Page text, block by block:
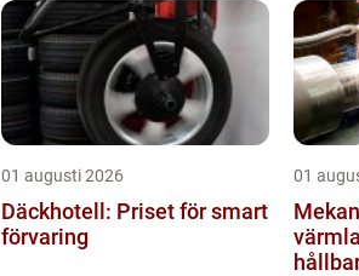
01 augusti 2026
Däckhotell: Priset för smart
förvaring
01
värmland